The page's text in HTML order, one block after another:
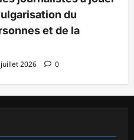
du
et de la
2026 0